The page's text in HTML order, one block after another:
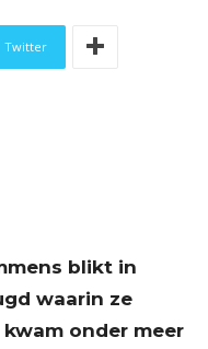
Twitter
blikt in
waarin ze
onder meer